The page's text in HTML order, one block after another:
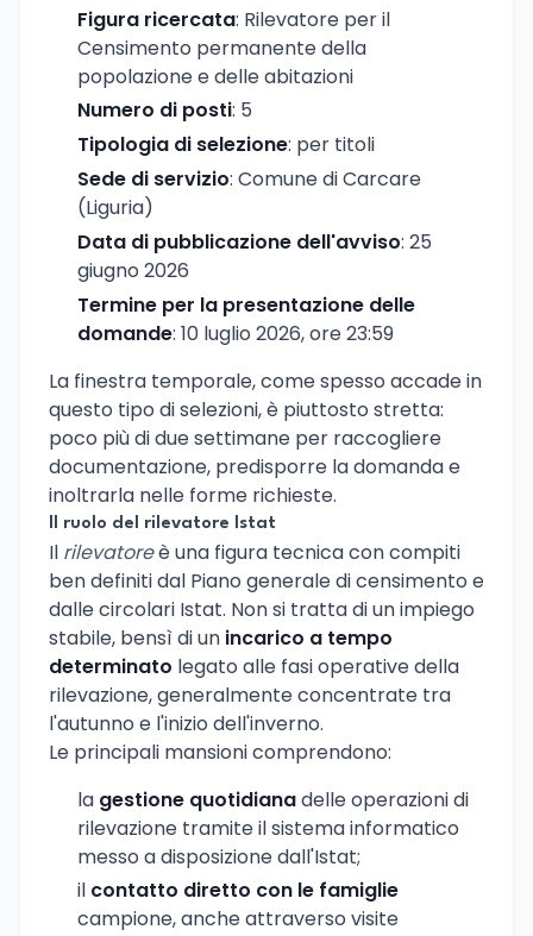
Figura ricercata: Rilevatore per il
Censimento permanente della
popolazione e delle abitazioni
Numero di posti: 5
Tipologia di selezione: per titoli
Sede di servizio: Comune di Carcare
(Liguria)
Data di pubblicazione dell'avviso: 25
giugno 2026
Termine per la presentazione delle
domande: 10 luglio 2026, ore 23:59
La finestra temporale, come spesso accade in
questo tipo di selezioni, è piuttosto stretta:
poco più di due settimane per raccogliere
documentazione, predisporre la domanda e
inoltrarla nelle forme richieste.
Il ruolo del rilevatore Istat
Il rilevatoreè una figura tecnica con compiti
ben definiti dal Piano generale di censimento e
dalle circolari Istat. Non si tratta di un impiego
stabile, bensì di un incarico a tempo
determinato legato alle fasi operative della
rilevazione, generalmente concentrate tra
l'autunno e l'inizio dell'inverno.
Le principali mansioni comprendono:
la gestione quotidianadelle operazioni di
rilevazione tramite il sistema informatico
messo a disposizione dall'Istat;
il contatto diretto con le famiglie
campione, anche attraverso visite